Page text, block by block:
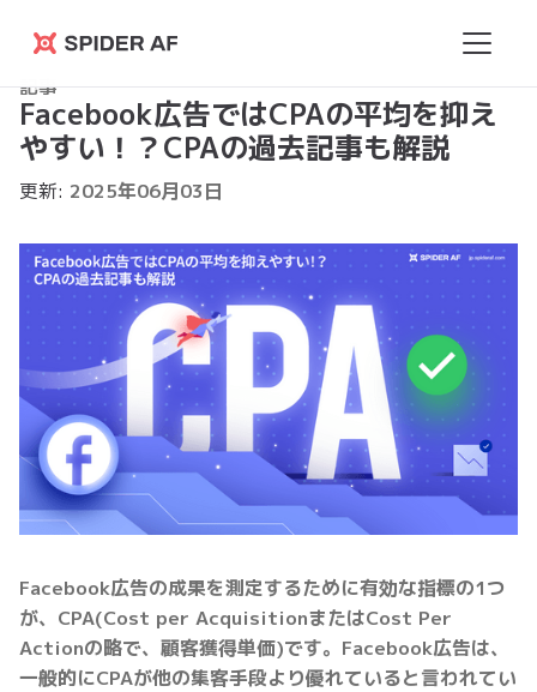
Spider
AF
記事
Facebook広告ではCPAの平均を抑え
やすい！？CPAの過去記事も解説
更新: 2025年06月03日
Facebook広告の成果を測定するために有効な指標の1つ
が、CPA(Cost per AcquisitionまたはCost Per
Actionの略で、顧客獲得単価)です。Facebook広告は、
一般的にCPAが他の集客手段より優れていると言われてい